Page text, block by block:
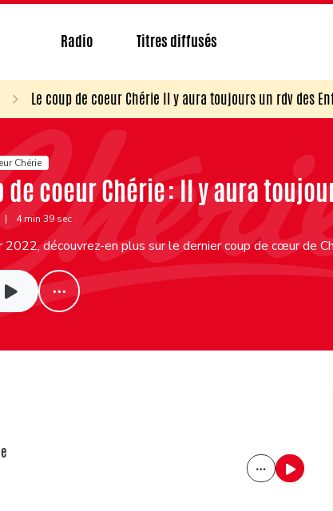
Radio Titres diffusés
Le coup de coeur Chérie Il y aura toujours un rdv des
Chérie
de coeur Chérie : Il y aura
| 4 min 39 sec
2022, découvrez-en plus sur le dernier coup de cœur de